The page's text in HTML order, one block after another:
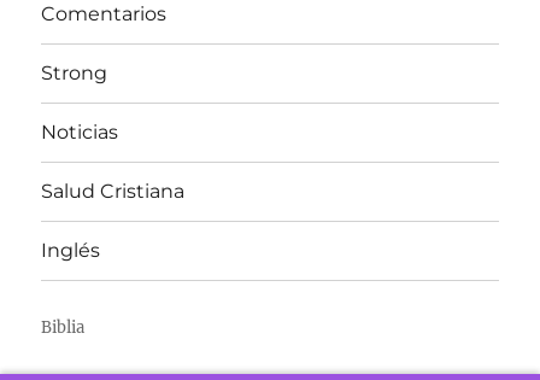
Comentarios
Strong
Noticias
Salud Cristiana
Inglés
Biblia